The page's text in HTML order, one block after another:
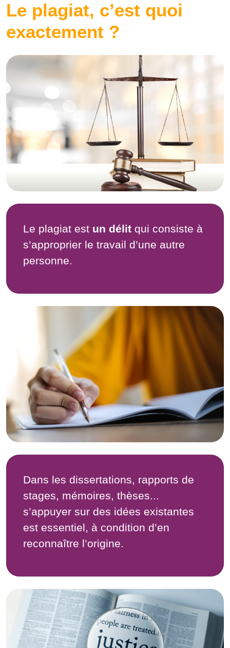
Le plagiat, c’est quoi
exactement ?
Le plagiat est un délit qui consiste à
s’approprier le travail d’une autre
personne.
Dans les dissertations, rapports de
stages, mémoires, thèses...
s’appuyer sur des idées existantes
est essentiel, à condition d’en
reconnaître l’origine.